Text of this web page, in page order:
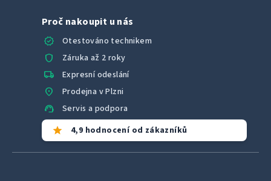
Proč nakoupit u nás
verified
Otestováno technikem
shield Záruka až 2 roky
local_shipping Expresní odeslání
location_on Prodejna v Plzni
support_agent Servis a podpora
star 4,9 hodnocení od zákazníků